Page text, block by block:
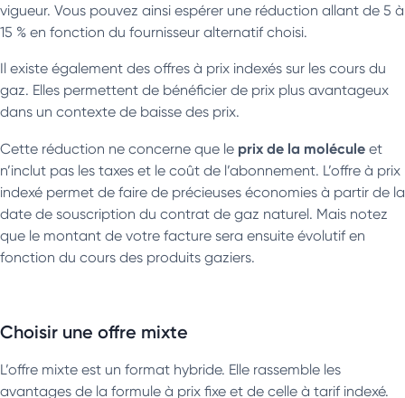
vigueur. Vous pouvez ainsi espérer une réduction allant de 5 à
15 % en fonction du fournisseur alternatif choisi.
Il existe également des offres à prix indexés sur les cours du
gaz. Elles permettent de bénéficier de prix plus avantageux
dans un contexte de baisse des prix.
Cette réduction ne concerne que le prix de la molécule et
n’inclut pas les taxes et le coût de l’abonnement. L’offre à prix
indexé permet de faire de précieuses économies à partir de la
date de souscription du contrat de gaz naturel. Mais notez
que le montant de votre facture sera ensuite évolutif en
fonction du cours des produits gaziers.
Choisir une offre mixte
L’offre mixte est un format hybride. Elle rassemble les
avantages de la formule à prix fixe et de celle à tarif indexé.